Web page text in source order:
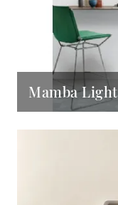
Mamba Light